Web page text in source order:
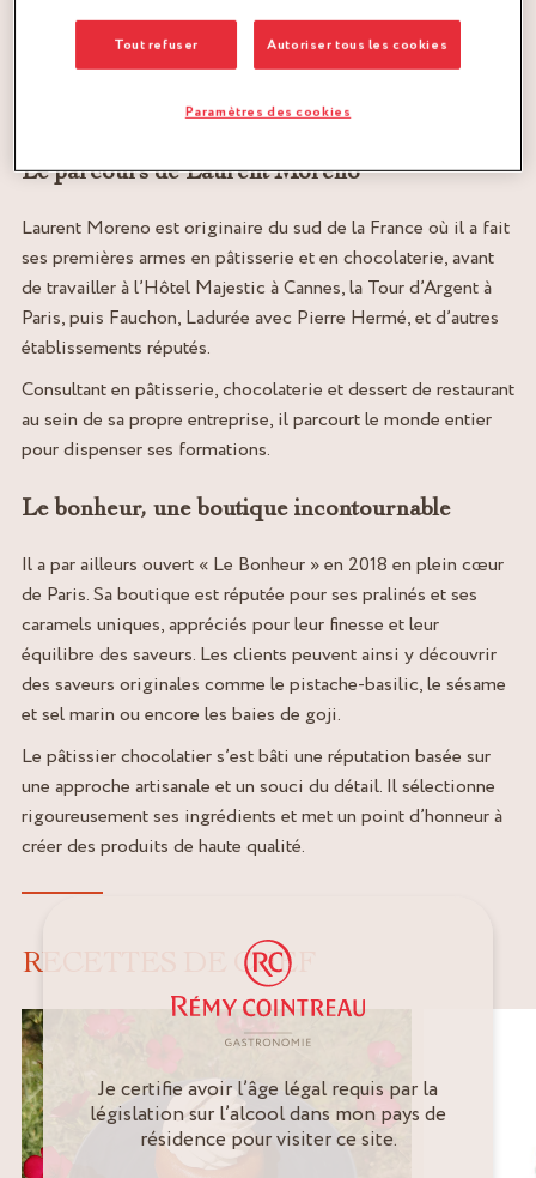
LEBONHEURPARIS.COM
Chocolaterie Le bonheur, Paris
Le parcours de Laurent Moreno
Laurent Moreno est originaire du sud de la France où il a fait
ses premières armes en pâtisserie et en chocolaterie, avant
de travailler à l’Hôtel Majestic à Cannes, la Tour d’Argent à
Paris, puis Fauchon, Ladurée avec Pierre Hermé, et d’autres
établissements réputés.
Consultant en pâtisserie, chocolaterie et dessert de restaurant
au sein de sa propre entreprise, il parcourt le monde entier
pour dispenser ses formations.
Le bonheur, une boutique incontournable
Il a par ailleurs ouvert « Le Bonheur » en 2018 en plein cœur
de Paris. Sa boutique est réputée pour ses pralinés et ses
caramels uniques, appréciés pour leur finesse et leur
équilibre des saveurs. Les clients peuvent ainsi y découvrir
des saveurs originales comme le pistache-basilic, le sésame
et sel marin ou encore les baies de goji.
Le pâtissier chocolatier s’est bâti une réputation basée sur
une approche artisanale et un souci du détail. Il sélectionne
rigoureusement ses ingrédients et met un point d’honneur à
créer des produits de haute qualité.
RECETTES DE CHEF
Je certifie avoir l’âge légal requis par la
législation sur l’alcool dans mon pays de
résidence pour visiter ce site.
Tout refuser Autoriser tous les cookies
Paramètres des cookies